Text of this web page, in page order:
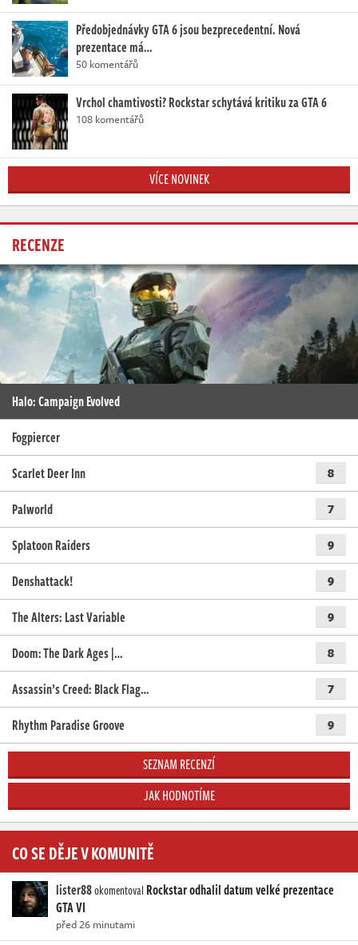
Předobjednávky GTA 6 jsou bezprecedentní. Nová
prezentace má…
50 komentářů
Vrchol chamtivosti? Rockstar schytává kritiku za GTA 6
108 komentářů
VÍCE NOVINEK
RECENZE
Halo: Campaign Evolved
Fogpiercer
Scarlet Deer Inn
8
Palworld 7
Splatoon Raiders 9
Denshattack! 9
The Alters: Last Variable 9
Doom: The Dark Ages |… 8
Assassin’s Creed: Black Flag… 7
Rhythm Paradise Groove 9
SEZNAM RECENZÍ
JAK HODNOTÍME
CO SE DĚJE V KOMUNITĚ
lister88okomentoval Rockstar odhalil datum velké prezentace
GTA VI
před 26 minutami